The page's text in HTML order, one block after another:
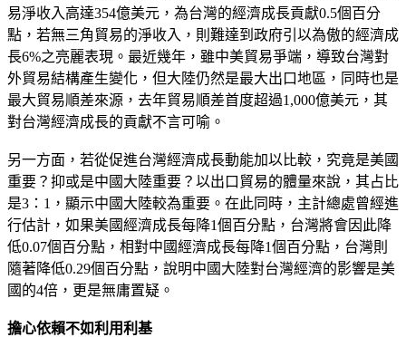
易淨收入高達354億美元，為台灣的經濟成長貢獻0.5個百分
點，若無三角貿易的淨收入，則難達到政府引以為傲的經濟成
長6%之亮麗表現。最近幾年，雖中美貿易爭端，導致台灣對
外貿易結構產生變化，但大陸仍然是最大出口地區，同時也是
最大貿易順差來源，去年貿易順差首度超過1,000億美元，其
對台灣經濟成長的貢獻不言可喻。
另一方面，若從促進台灣經濟成長動能加以比較，究竟是美國
重要？抑或是中國大陸重要？以出口貿易的體量來說，其占比
是3：1，顯示中國大陸較為重要。在此同時，主計總處曾經進
行估計，如果美國經濟成長每降1個百分點，台灣將會因此降
低0.07個百分點，相對中國經濟成長每降1個百分點，台灣則
隨著降低0.29個百分點，說明中國大陸對台灣經濟的影響是美
國的4倍，更是無庸置疑。
擔心依賴不如利用利基